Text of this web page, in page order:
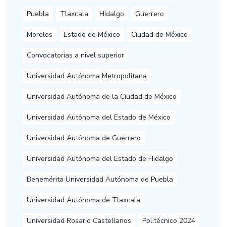
Puebla Tlaxcala Hidalgo Guerrero
Morelos Estado de México Ciudad de México
Convocatorias a nivel superior
Universidad Autónoma Metropolitana
Universidad Autónoma de la Ciudad de México
Universidad Autónoma del Estado de México
Universidad Autónoma de Guerrero
Universidad Autónoma del Estado de Hidalgo
Benemérita Universidad Autónoma de Puebla
Universidad Autónoma de Tlaxcala
Universidad Rosario Castellanos Politécnico 2024